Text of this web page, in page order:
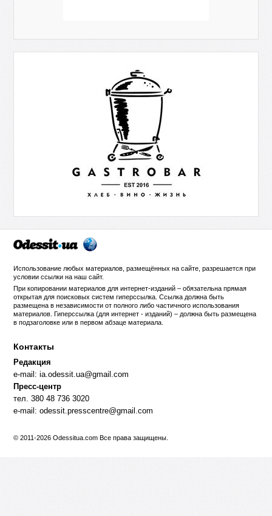
Использование любых материалов, размещённых на сайте, разрешается при
условии ссылки нанаш сайт.
При копировании материалов для интернет-изданий – обязательна прямая
открытая для поисковых систем гиперссылка. Ссылка должна быть
размещена в независимости от полного либо частичного использования
материалов. Гиперссылка (для интернет - изданий) – должна быть размещена
в подзаголовке или в первом абзаце материала.
Контакты
Редакция
e-mail:ia.odessit.ua@gmail.com
Пресс-центр
тел. 380 48 736 3020
e-mail:odessit.presscentre@gmail.com
© 2011-2026 Odessitua.com Все права защищены.